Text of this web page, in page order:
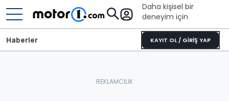
Daha kişisel bir
deneyim için
KAYIT OL / GİRİŞ YAP
Haberler